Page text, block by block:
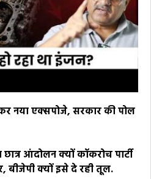
नया एक्सपोजे, सरकार की पोल
आंदोलन क्यों कॉकरोच पार्टी
बीजेपी क्यों इसे दे रही तूल.